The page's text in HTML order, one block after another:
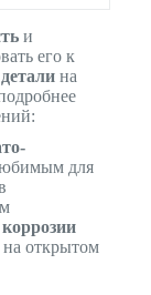
и
его к
на
для
на открытом